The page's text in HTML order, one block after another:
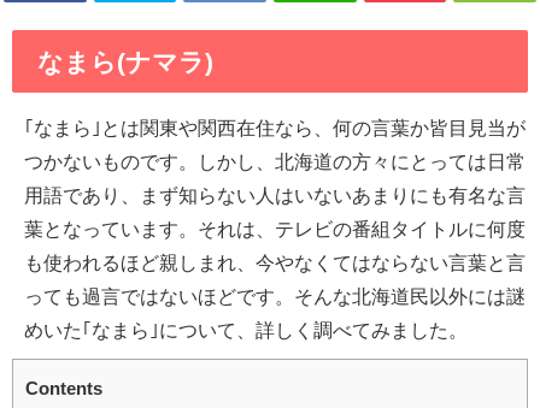
なまら(ナマラ)
｢なまら｣とは関東や関西在住なら、何の言葉か皆目見当が
つかないものです。しかし、北海道の方々にとっては日常
用語であり、まず知らない人はいないあまりにも有名な言
葉となっています。それは、テレビの番組タイトルに何度
も使われるほど親しまれ、今やなくてはならない言葉と言
っても過言ではないほどです。そんな北海道民以外には謎
めいた｢なまら｣について、詳しく調べてみました。
Contents